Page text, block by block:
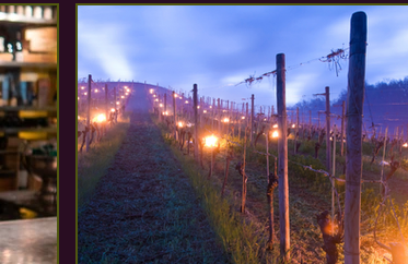
los
más
amantes del vino procedentes de toda
Europa y Norteamérica llegaron a La
Rioja, dispuestos a pasar tres días
inolvidables descubriendo los vinos, los
paisajes y la gente que definen una de
las regiones vinícolas